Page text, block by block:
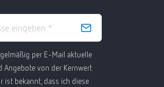
per E-Mail aktuelle
Angebote von der Kernwert
ist bekannt, dass ich diese